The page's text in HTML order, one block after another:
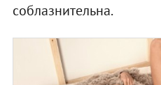
соблазнительна.